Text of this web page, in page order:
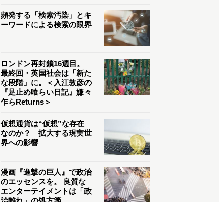
頻発する「検索汚染」とキ
ーワードによる検索の限界
ロンドン再封鎖16週目。
最終回・英国社会は「新た
な段階」に。＜入江敦彦の
『足止め喰らい日記』嫌々
乍らReturns＞
仮想通貨は“仮想”な存在
なのか？ 拡大する現実世
界への影響
漫画『進撃の巨人』で政治
のエッセンスを。 良質な
エンターテイメントは「政